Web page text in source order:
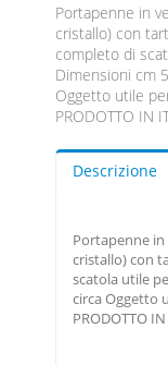
Portapenne in
cristallo) con
completo di
Dimensioni cm
Oggetto utile
PRODOTTO IN
Descrizione
Portapenne
cristallo) con
scatola utile
circa Oggetto
PRODOTTO